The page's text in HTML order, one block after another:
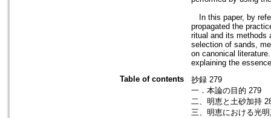
In this paper, by
propagated the
ritual and its methods
selection of sands,
on canonical
explaining the
Table of contents
抄録 279
一．本論の目的 279
二、明恵と土砂加持
三、明恵における光